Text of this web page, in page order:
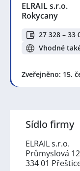
ELRAIL s.r.o.
Rokycany
27 328 – 33
Vhodné
Zveřejněno: 15.
Sídlo firmy
ELRAIL s.r.o.
Průmyslová
334 01